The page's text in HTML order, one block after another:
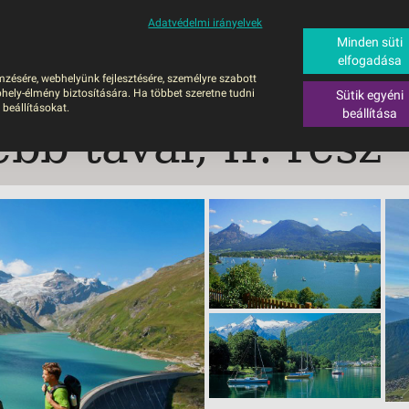
UTAZÁSOK
DEBRECENI
KIKAPCSOLÓDÁS
UTAK
BUSZOS UTAZÁSOK RÖVID NYARALÁSOK SÚGÓ
UTAZÁS
tavai, II. rész
Adatvédelmi irányelvek
webhelyünk fejlesztésére, személyre szabott
élmény biztosítására. Ha többet szeretne tudni
Minden süti
elfogadása
Sütik egyéni
beállítása